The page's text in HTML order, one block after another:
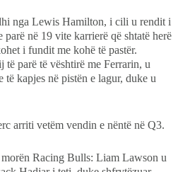
nga Lewis Hamilton, i cili u rendit i
në 19 vite karrierë që shtatë herë
i fundit me kohë të pastër.
parë të vështirë me Ferrarin, u
të kapjes në pistën e lagur, duke u
arriti vetëm vendin e nëntë në Q3.
Racing Bulls: Liam Lawson u